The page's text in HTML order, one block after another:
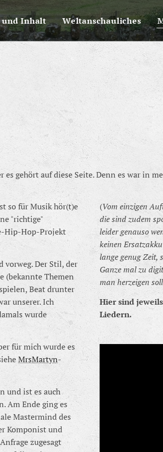
und Inhalt Weltanschauliches
gehört auf diese Seite. Denn es war in
so für Musik hör(t)e
"richtige"
Hip-Hop-Projekt
vorweg. Der Stil, der
(bekannte Themen
Beat drunter
unserer. Ich
wurde
für mich wurde es
MrsMartyn-
und ist es auch
Am Ende ging es
Mastermind des
Komponist und
zugesagt
(Vom einzigen
die sind zudem
leider genauso
keinen
lange genug Zeit,
Ganze mal zu
man herzeigen
Hier sind
Liedern.